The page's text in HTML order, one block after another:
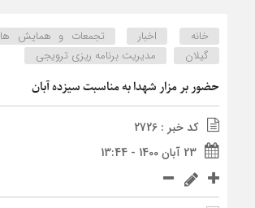
خانه اخبار
تجمعات و همایش ها
گیلان
مدیریت برنامه ریزی ترویجی
حضور بر مزار شهدا به مناسبت سیزده آبان
کد خبر : 2726
23 آبان 1400 - 13:44